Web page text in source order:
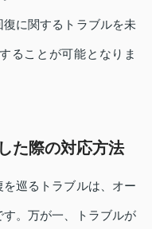
に関するトラブルを未
ることが可能となりま
た際の対応方法
巡るトラブルは、オー
。万が一、トラブルが